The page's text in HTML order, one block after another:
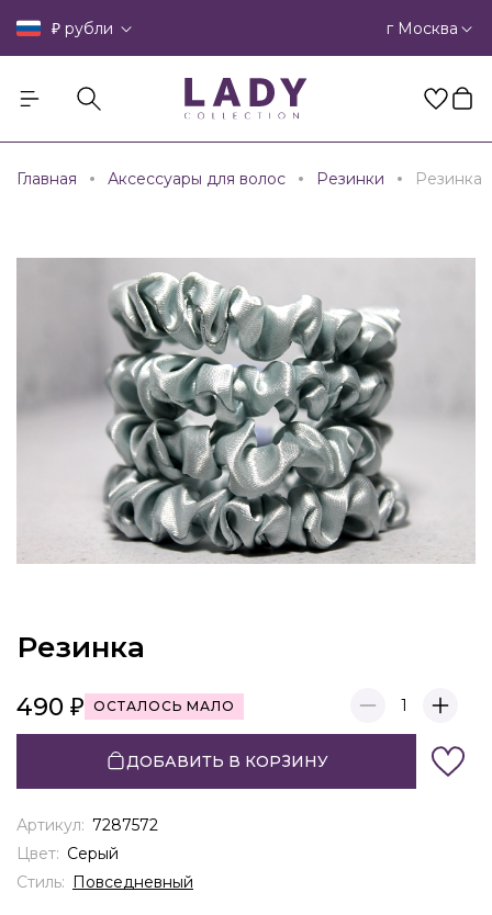
₽ рубли г Москва
Главная Аксессуары для волос Резинки Резинка
Резинка
490 ОСТАЛОСЬ МАЛО 1
ДОБАВИТЬ В КОРЗИНУ
Артикул: 7287572
Цвет: Серый
Стиль: Повседневный